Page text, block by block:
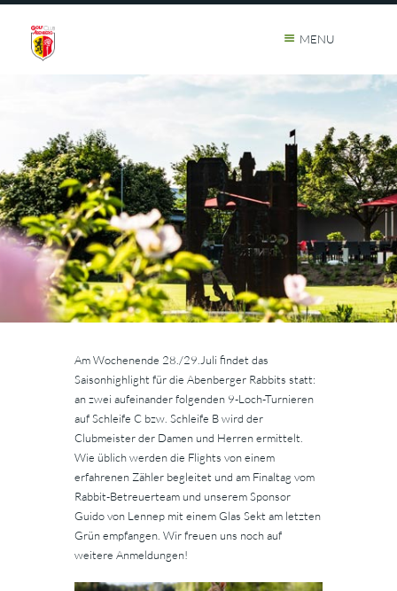
MENU
Am Wochenende 28./29.Juli findet das
Saisonhighlight für die Abenberger Rabbits statt:
an zwei aufeinander folgenden 9-Loch-Turnieren
auf Schleife C bzw. Schleife B wird der
Clubmeister der Damen und Herren ermittelt.
Wie üblich werden die Flights von einem
erfahrenen Zähler begleitet und am Finaltag vom
Rabbit-Betreuerteam und unserem Sponsor
Guido von Lennep mit einem Glas Sekt am letzten
Grün empfangen. Wir freuen uns noch auf
weitere Anmeldungen!